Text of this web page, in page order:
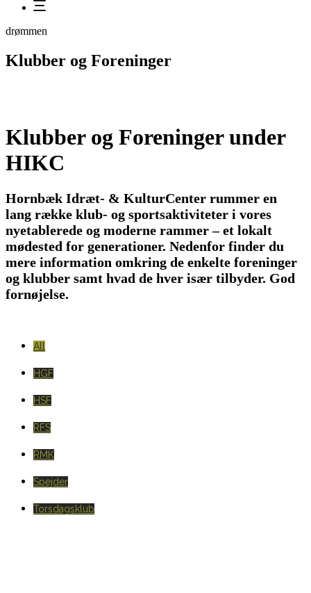
drømmen
Klubber og Foreninger
Klubber og Foreninger under
HIKC
Hornbæk Idræt- & KulturCenter rummer en
lang række klub- og sportsaktiviteter i vores
nyetablerede og moderne rammer – et lokalt
mødested for generationer. Nedenfor finder du
mere information omkring de enkelte foreninger
og klubber samt hvad de hver især tilbyder. God
fornøjelse.
All
HGF
HSF
RFS
RMK
Spejder
Torsdagsklub